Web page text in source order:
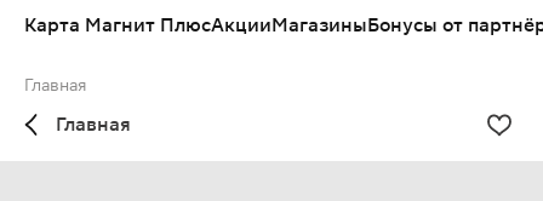
Карта Магнит ПлюсАкцииМагазиныБонусы от
Главная
Главная